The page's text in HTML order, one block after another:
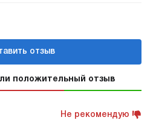
отзыв
положительный отзыв
Не рекомендую